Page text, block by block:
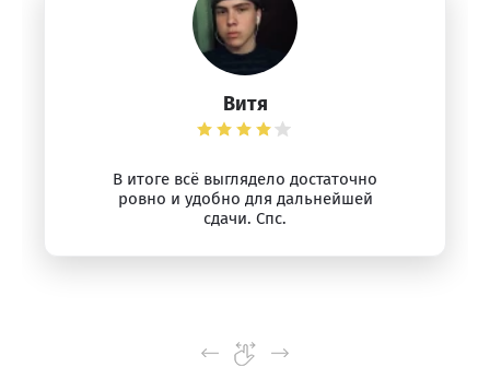
Витя
В итоге всё выглядело достаточно
ровно и удобно для дальнейшей
сдачи. Спс.